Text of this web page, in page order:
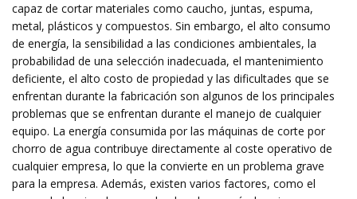
capaz de cortar materiales como caucho, juntas, espuma,
metal, plásticos y compuestos. Sin embargo, el alto consumo
de energía, la sensibilidad a las condiciones ambientales, la
probabilidad de una selección inadecuada, el mantenimiento
deficiente, el alto costo de propiedad y las dificultades que se
enfrentan durante la fabricación son algunos de los principales
problemas que se enfrentan durante el manejo de cualquier
equipo. La energía consumida por las máquinas de corte por
chorro de agua contribuye directamente al coste operativo de
cualquier empresa, lo que la convierte en un problema grave
para la empresa. Además, existen varios factores, como el